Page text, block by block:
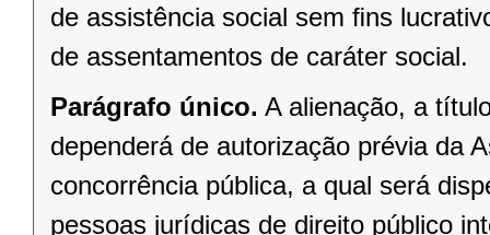
de assistência social sem ﬁns
de assentamentos de caráter social.
Parágrafo único. A alienação, a
dependerá de autorização prévia da
concorrência pública, a qual será
pessoas jurídicas de direito público